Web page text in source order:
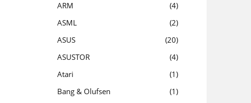
ARM
4
ASML
2
ASUS
20
ASUSTOR
4
Atari
1
Bang & Olufsen
1